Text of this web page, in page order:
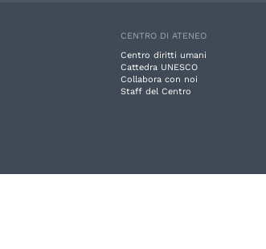
CENTRO DI ATENEO
Centro diritti umani
Cattedra UNESCO
Collabora con noi
Staff del Centro